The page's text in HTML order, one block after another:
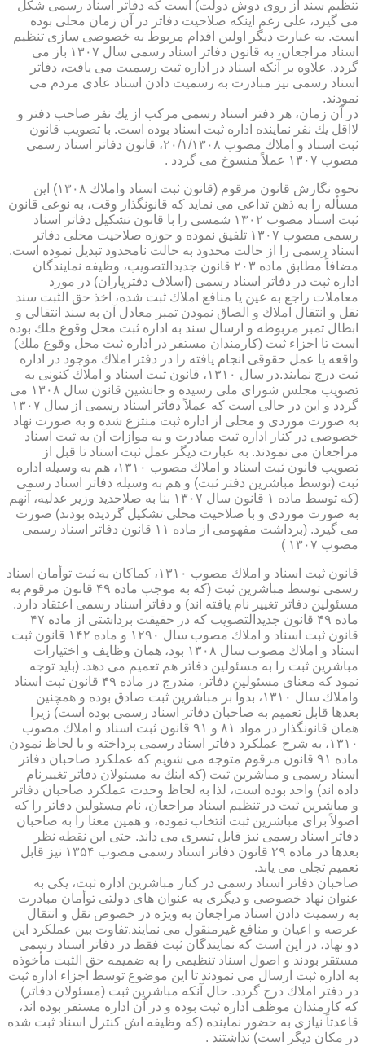
تنظیم سند از روی دوش دولت) است كه دفاتر اسناد رسمی شكل
می گیرد، علی رغم اینكه صلاحیت دفاتر در آن زمان محلی بوده
است. به عبارت دیگر اولین اقدام مربوط به خصوصی سازی تنظیم
اسناد مراجعان، به قانون دفاتر اسناد رسمی سال ۱۳۰۷ باز می
گردد. علاوه بر آنكه اسناد در اداره ثبت رسمیت می یافت، دفاتر
اسناد رسمی نیز مبادرت به رسمیت دادن اسناد عادی مردم می
نمودند.
در آن زمان، هر دفتر اسناد رسمی مركب از یك نفر صاحب دفتر و
لااقل یك نفر نماینده اداره ثبت اسناد بوده است. با تصویب قانون
ثبت اسناد و املاك مصوب ۲۰/۱/۱۳۰۸، قانون دفاتر اسناد رسمی
مصوب ۱۳۰۷ عملاً منسوخ می گردد .
نحوه نگارش قانون مرقوم (قانون ثبت اسناد واملاك ۱۳۰۸) این
مسأله را به ذهن تداعی می نماید كه قانونگذار وقت، به نوعی قانون
ثبت اسناد مصوب ۱۳۰۲ شمسی را با قانون تشكیل دفاتر اسناد
رسمی مصوب ۱۳۰۷ تلفیق نموده و حوزه صلاحیت محلی دفاتر
اسناد رسمی را از حالت محدود به حالت نامحدود تبدیل نموده است.
مضافاً مطابق ماده ۲۰۳ قانون جدیدالتصویب، وظیفه نمایندگان
اداره ثبت در دفاتر اسناد رسمی (اسلاف دفتریاران) در مورد
معاملات راجع به عین یا منافع املاك ثبت شده، اخذ حق الثبت سند
نقل و انتقال املاك و الصاق نمودن تمبر معادل آن به سند انتقالی و
ابطال تمبر مربوطه و ارسال سند به اداره ثبت محل وقوع ملك بوده
است تا اجزاء ثبت (كارمندان مستقر در اداره ثبت محل وقوع ملك)
واقعه یا عمل حقوقی انجام یافته را در دفتر املاك موجود در اداره
ثبت درج نمایند.در سال ۱۳۱۰، قانون ثبت اسناد و املاك كنونی به
تصویب مجلس شورای ملی رسیده و جانشین قانون سال ۱۳۰۸ می
گردد و این در حالی است كه عملاً دفاتر اسناد رسمی از سال ۱۳۰۷
به صورت موردی و محلی از اداره ثبت منتزع شده و به صورت نهاد
خصوصی در كنار اداره ثبت مبادرت و به موازات آن به ثبت اسناد
مراجعان می نمودند. به عبارت دیگر عمل ثبت اسناد تا قبل از
تصویب قانون ثبت اسناد و املاك مصوب ۱۳۱۰، هم به وسیله اداره
ثبت (توسط مباشرین دفتر ثبت) و هم به وسیله دفاتر اسناد رسمی
(كه توسط ماده ۱ قانون سال ۱۳۰۷ بنا به صلاحدید وزیر عدلیه، آنهم
به صورت موردی و با صلاحیت محلی تشكیل گردیده بودند) صورت
می گیرد. (برداشت مفهومی از ماده ۱۱ قانون دفاتر اسناد رسمی
مصوب ۱۳۰۷ )
قانون ثبت اسناد و املاك مصوب ۱۳۱۰، كماكان به ثبت توأمان اسناد
رسمی توسط مباشرین ثبت (كه به موجب ماده ۴۹ قانون مرقوم به
مسئولین دفاتر تغییر نام یافته اند) و دفاتر اسناد رسمی اعتقاد دارد.
ماده ۴۹ قانون جدیدالتصویب كه در حقیقت برداشتی از ماده ۴۷
قانون ثبت اسناد و املاك مصوب سال ۱۲۹۰ و ماده ۱۴۲ قانون ثبت
اسناد و املاك مصوب سال ۱۳۰۸ بود، همان وظایف و اختیارات
مباشرین ثبت را به مسئولین دفاتر هم تعمیم می دهد. (باید توجه
نمود كه معنای مسئولین دفاتر، مندرج در ماده ۴۹ قانون ثبت اسناد
واملاك سال ۱۳۱۰، بدواً بر مباشرین ثبت صادق بوده و همچنین
بعدها قابل تعمیم به صاحبان دفاتر اسناد رسمی بوده است) زیرا
همان قانونگذار در مواد ۸۱ و ۹۱ قانون ثبت اسناد و املاك مصوب
۱۳۱۰، به شرح عملكرد دفاتر اسناد رسمی پرداخته و با لحاظ نمودن
ماده ۹۱ قانون مرقوم متوجه می شویم كه عملكرد صاحبان دفاتر
اسناد رسمی و مباشرین ثبت (كه اینك به مسئولان دفاتر تغییرنام
داده اند) واحد بوده است، لذا به لحاظ وحدت عملكرد صاحبان دفاتر
و مباشرین ثبت در تنظیم اسناد مراجعان، نام مسئولین دفاتر را كه
اصولاً برای مباشرین ثبت انتخاب نموده، و همین معنا را به صاحبان
دفاتر اسناد رسمی نیز قابل تسری می داند. حتی این نقطه نظر
بعدها در ماده ۲۹ قانون دفاتر اسناد رسمی مصوب ۱۳۵۴ نیز قابل
تعمیم تجلی می یابد.
صاحبان دفاتر اسناد رسمی در كنار مباشرین اداره ثبت، یكی به
عنوان نهاد خصوصی و دیگری به عنوان های دولتی توأمان مبادرت
به رسمیت دادن اسناد مراجعان به ویژه در خصوص نقل و انتقال
عرصه و اعیان و منافع غیرمنقول می نمایند.تفاوت بین عملكرد این
دو نهاد، در این است كه نمایندگان ثبت فقط در دفاتر اسناد رسمی
مستقر بودند و اصول اسناد تنظیمی را به ضمیمه حق الثبت مأخوذه
به اداره ثبت ارسال می نمودند تا این موضوع توسط اجزاء اداره ثبت
در دفتر املاك درج گردد. حال آنكه مباشرین ثبت (مسئولان دفاتر)
كه كارمندان موظف اداره ثبت بوده و در آن اداره مستقر بوده اند،
قاعدتاً نیازی به حضور نماینده (كه وظیفه اش كنترل اسناد ثبت شده
در مكان دیگر است) نداشتند .